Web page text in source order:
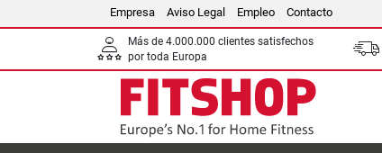
Empresa Aviso Legal Empleo Contacto
Más de 4.000.000 clientes satisfechos
por toda Europa